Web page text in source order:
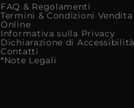
FAQ & Regolamenti
Termini & Condizioni Vendita
Online
Informativa sulla Privacy
Dichiarazione di Accessibilità
Contatti
*Note Legali